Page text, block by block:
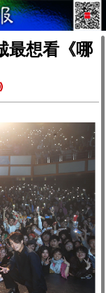
最想看《哪